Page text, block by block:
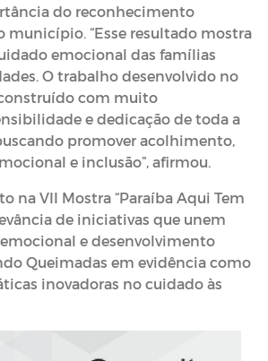
do reconhecimento
município. “Esse resultado mostra
emocional das famílias
O trabalho desenvolvido no
com muito
e dedicação de toda a
promover acolhimento,
e inclusão”, afirmou.
na VII Mostra “Paraíba Aqui Tem
de iniciativas que unem
e desenvolvimento
Queimadas em evidência como
inovadoras no cuidado às